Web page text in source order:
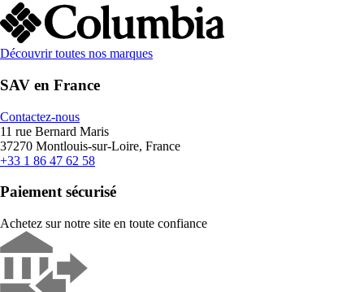
Découvrir toutes nos marques
SAV en France
Contactez-nous
11 rue Bernard Maris
37270 Montlouis-sur-Loire, France
+33 1 86 47 62 58
Paiement sécurisé
Achetez sur notre site en toute confiance